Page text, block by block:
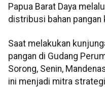
Papua Barat Daya
distribusi bahan pangan
Saat melakukan
pangan di Gudang
Sorong, Senin,
ini menjadi mitra